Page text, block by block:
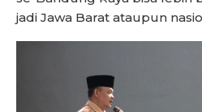
jadi Jawa Barat ataupun